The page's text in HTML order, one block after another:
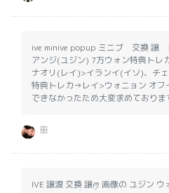
ive minive popup ミニブ 交換 譲
アンジ(ユジン) 7万ウォン特典ト
ナオリ(レイ)>イランイ(イソ)、チ
特典トレカ→レイ>ウォニョン オフ
できなかったため大変求めておりま
ꕥ
IVE 譲渡 交換 譲ꪑ 画像の ユジン